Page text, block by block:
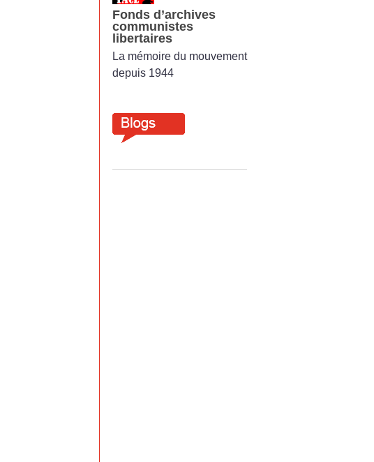
Fonds d’archives
communistes
libertaires
La mémoire du mouvement
depuis 1944